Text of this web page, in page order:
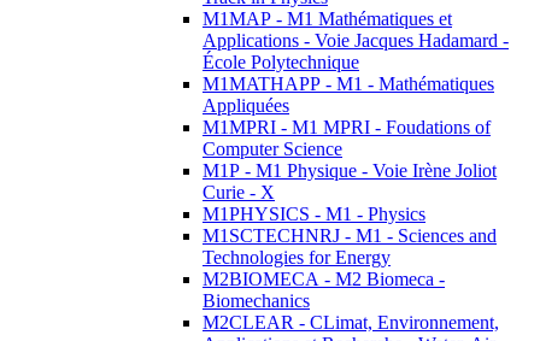
M1MAP - M1 Mathématiques et
Applications - Voie Jacques Hadamard -
École Polytechnique
M1MATHAPP - M1 - Mathématiques
Appliquées
M1MPRI - M1 MPRI - Foudations of
Computer Science
M1P - M1 Physique - Voie Irène Joliot
Curie - X
M1PHYSICS - M1 - Physics
M1SCTECHNRJ - M1 - Sciences and
Technologies for Energy
M2BIOMECA - M2 Biomeca -
Biomechanics
M2CLEAR - CLimat, Environnement,